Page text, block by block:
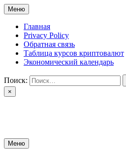
Перейти
к
содержимому
Меню
Главная
Privacy Policy
Обратная связь
Таблица курсов криптовалют
Экономический календарь
Поиск:
×
Меню